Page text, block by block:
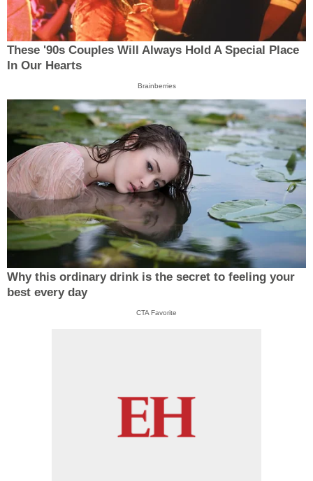
These '90s Couples Will Always Hold A Special Place
In Our Hearts
Brainberries
Why this ordinary drink is the secret to feeling your
best every day
CTA Favorite